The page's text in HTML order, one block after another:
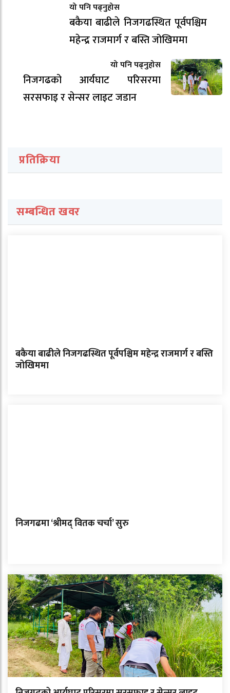
यो पनि पढ्नुहोस
बकैया बाढीले निजगढस्थित पूर्वपश्चिम
महेन्द्र राजमार्ग र बस्ति जोखिममा
यो पनि पढ्नुहोस
निजगढको आर्यघाट परिसरमा
सरसफाइ र सेन्सर लाइट जडान
प्रतिक्रिया
सम्बन्धित खवर
बकैया बाढीले निजगढस्थित पूर्वपश्चिम महेन्द्र राजमार्ग र बस्ति
जोखिममा
निजगढमा ‘श्रीमद् वितक चर्चा’ सुरु